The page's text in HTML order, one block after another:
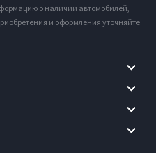
о наличии автомобилей,
и оформления уточняйте